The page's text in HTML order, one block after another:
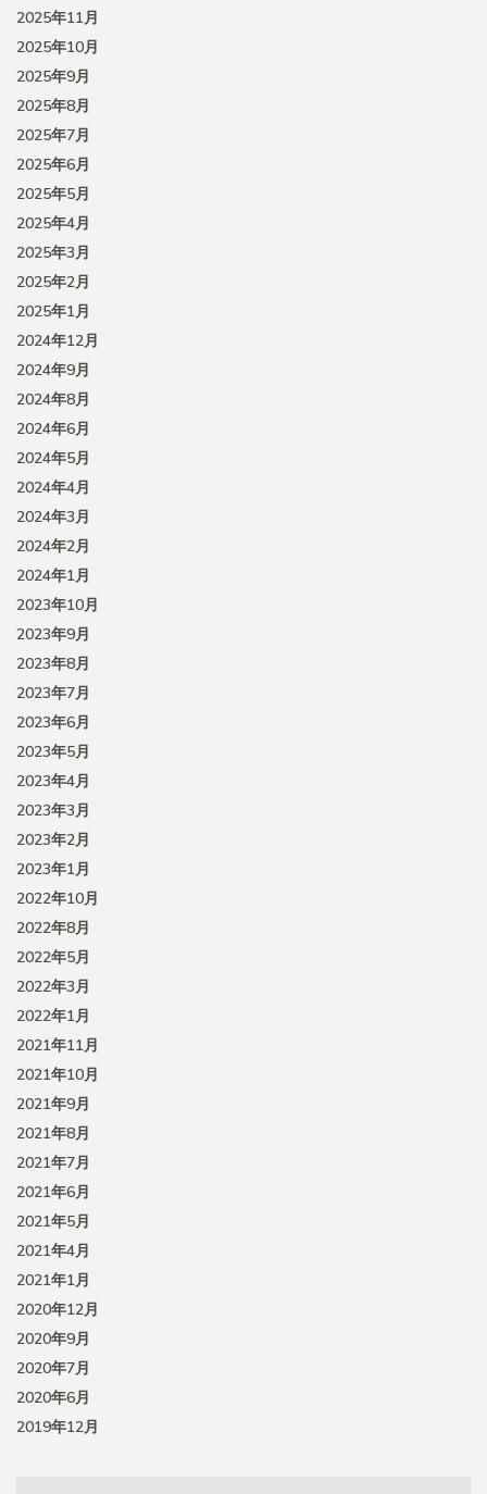
2025年11月
2025年10月
2025年9月
2025年8月
2025年7月
2025年6月
2025年5月
2025年4月
2025年3月
2025年2月
2025年1月
2024年12月
2024年9月
2024年8月
2024年6月
2024年5月
2024年4月
2024年3月
2024年2月
2024年1月
2023年10月
2023年9月
2023年8月
2023年7月
2023年6月
2023年5月
2023年4月
2023年3月
2023年2月
2023年1月
2022年10月
2022年8月
2022年5月
2022年3月
2022年1月
2021年11月
2021年10月
2021年9月
2021年8月
2021年7月
2021年6月
2021年5月
2021年4月
2021年1月
2020年12月
2020年9月
2020年7月
2020年6月
2019年12月